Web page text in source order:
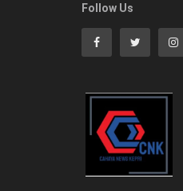
Follow Us